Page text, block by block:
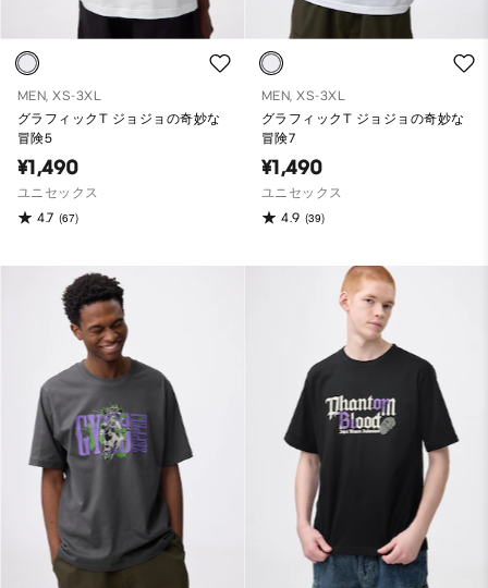
MEN, XS-3XL
グラフィックT ジョジョの奇妙な
冒険5
¥1,490
ユニセックス
4.7 (67)
MEN, XS-3XL
グラフィックT ジョジョの奇妙な
冒険7
¥1,490
ユニセックス
4.9 (39)